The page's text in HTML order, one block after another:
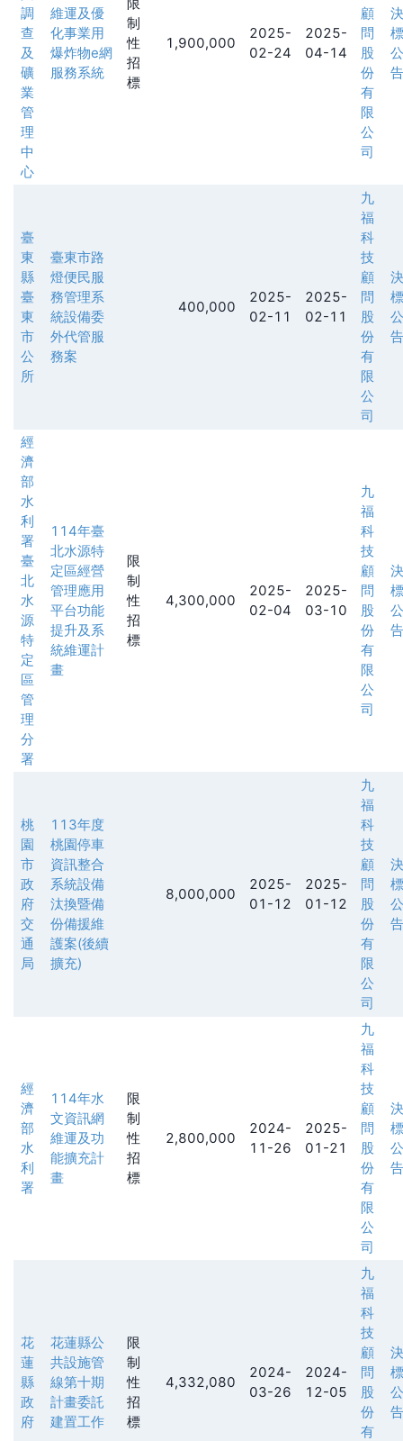
調
查
及
礦
業
管
理
中
心
維運及優
化事業用
爆炸物e網
服務系統
制
性
招
標
1,900,000
2025-
02-24
2025-
04-14
顧
問
股
份
有
限
公
司
決
標
公
告
臺
東
縣
臺
東
市
公
所
臺東市路
燈便民服
務管理系
統設備委
外代管服
務案
400,000
2025-
02-11
2025-
02-11
九
福
科
技
顧
問
股
份
有
限
公
司
決
標
公
告
經
濟
部
水
利
署
臺
北
水
源
特
定
區
管
理
分
署
114年臺
北水源特
定區經營
管理應用
平台功能
提升及系
統維運計
畫
限
制
性
招
標
4,300,000
2025-
02-04
2025-
03-10
九
福
科
技
顧
問
股
份
有
限
公
司
決
標
公
告
桃
園
市
政
府
交
通
局
113年度
桃園停車
資訊整合
系統設備
汰換暨備
份備援維
護案(後續
擴充)
8,000,000
2025-
01-12
2025-
01-12
九
福
科
技
顧
問
股
份
有
限
公
司
決
標
公
告
經
濟
部
水
利
署
114年水
文資訊網
維運及功
能擴充計
畫
限
制
性
招
標
2,800,000
2024-
11-26
2025-
01-21
九
福
科
技
顧
問
股
份
有
限
公
司
決
標
公
告
花
蓮
縣
政
府
花蓮縣公
共設施管
線第十期
計畫委託
建置工作
限
制
性
招
標
4,332,080
2024-
03-26
2024-
12-05
九
福
科
技
顧
問
股
份
有
決
標
公
告